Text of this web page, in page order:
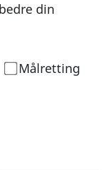
din
Målretting